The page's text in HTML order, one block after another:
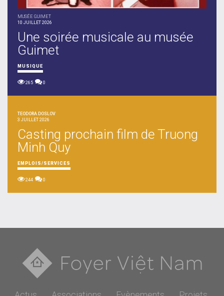
MUSÉE GUIMET
10 JUILLET 2026
Une soirée musicale au musée
Guimet
MUSIQUE
265 0
TEODORA DOSLOV
3 JUILLET 2026
Casting prochain film de Truong
Minh Quy
EMPLOIS/SERVICES
244 0